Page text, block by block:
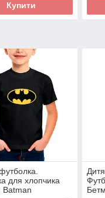
Купити
для хлопчика
Batman